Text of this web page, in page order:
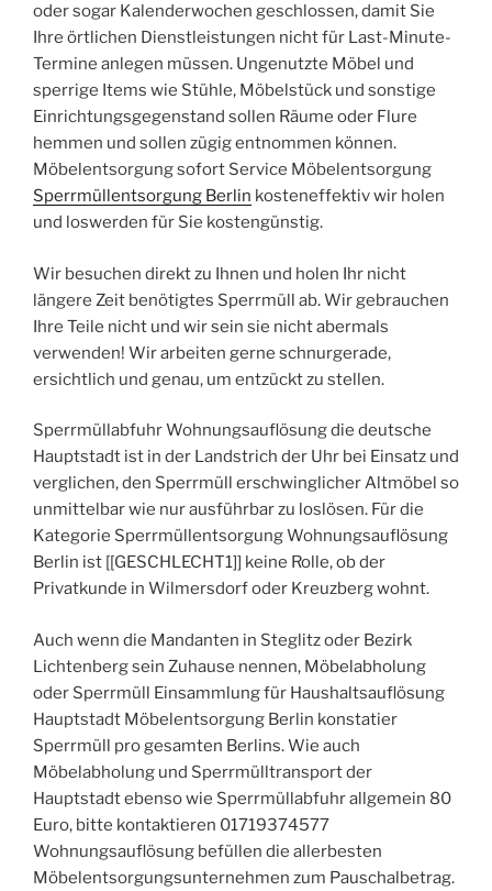
oder sogar Kalenderwochen geschlossen, damit Sie
Ihre örtlichen Dienstleistungen nicht für Last-Minute-
Termine anlegen müssen. Ungenutzte Möbel und
sperrige Items wie Stühle, Möbelstück und sonstige
Einrichtungsgegenstand sollen Räume oder Flure
hemmen und sollen zügig entnommen können.
Möbelentsorgung sofort Service Möbelentsorgung
Sperrmüllentsorgung Berlin kosteneffektiv wir holen
und loswerden für Sie kostengünstig.
Wir besuchen direkt zu Ihnen und holen Ihr nicht
längere Zeit benötigtes Sperrmüll ab. Wir gebrauchen
Ihre Teile nicht und wir sein sie nicht abermals
verwenden! Wir arbeiten gerne schnurgerade,
ersichtlich und genau, um entzückt zu stellen.
Sperrmüllabfuhr Wohnungsauflösung die deutsche
Hauptstadt ist in der Landstrich der Uhr bei Einsatz und
verglichen, den Sperrmüll erschwinglicher Altmöbel so
unmittelbar wie nur ausführbar zu loslösen. Für die
Kategorie Sperrmüllentsorgung Wohnungsauflösung
Berlin ist [[GESCHLECHT1]] keine Rolle, ob der
Privatkunde in Wilmersdorf oder Kreuzberg wohnt.
Auch wenn die Mandanten in Steglitz oder Bezirk
Lichtenberg sein Zuhause nennen, Möbelabholung
oder Sperrmüll Einsammlung für Haushaltsauflösung
Hauptstadt Möbelentsorgung Berlin konstatier
Sperrmüll pro gesamten Berlins. Wie auch
Möbelabholung und Sperrmülltransport der
Hauptstadt ebenso wie Sperrmüllabfuhr allgemein 80
Euro, bitte kontaktieren 01719374577
Wohnungsauflösung befüllen die allerbesten
Möbelentsorgungsunternehmen zum Pauschalbetrag.